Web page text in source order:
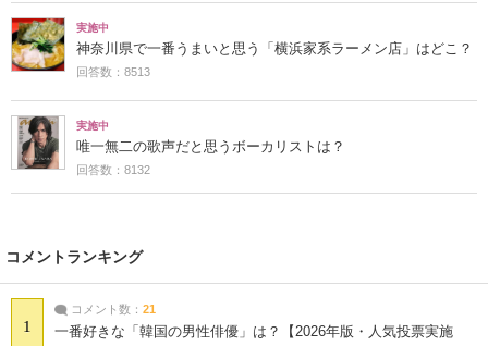
実施中
神奈川県で一番うまいと思う「横浜家系ラーメン店」はどこ？
回答数：8513
実施中
唯一無二の歌声だと思うボーカリストは？
回答数：8132
コメントランキング
1
コメント数： 21
一番好きな「韓国の男性俳優」は？【2026年版・人気投票実施